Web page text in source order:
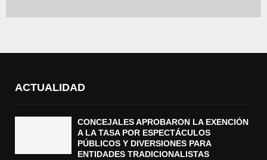
ACTUALIDAD
CONCEJALES APROBARON LA EXENCIÓN
A LA TASA POR ESPECTÁCULOS
PÚBLICOS Y DIVERSIONES PARA
ENTIDADES TRADICIONALISTAS